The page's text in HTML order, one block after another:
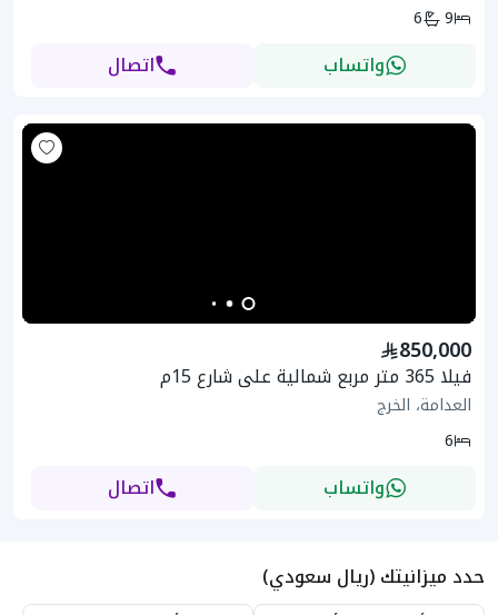
9
6
واتساب اتصال
850,000
فيلا 365 متر مربع شمالية على شارع 15م
العدامة، الخرج
6
واتساب اتصال
حدد ميزانيتك (ريال سعودي)